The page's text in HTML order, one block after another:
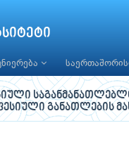
განათლების